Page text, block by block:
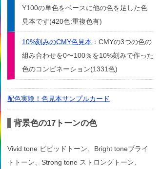
Y100の単色をベースに他の色を足した色
見本です(420色:重複色有)
10%刻みのCMY色見本 ：CMYの3つの色の
組み合わせを0〜100％を10%刻みで作った
色のコンビネーション(1331色)
配色実験！色見本サンプルカード
背景色の17トーンの色
Vivid tone ビビッドトーン、Bright toneブライ
トトーン、Strong tone ストロングトーン、